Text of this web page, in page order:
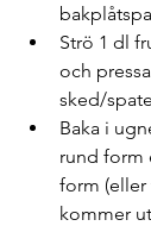
Strö 1 dl
och
sked/
Baka i
rund form
form
kommer